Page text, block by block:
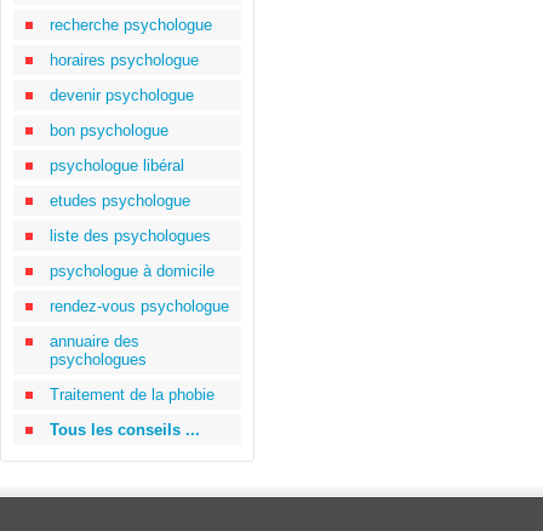
recherche psychologue
horaires psychologue
devenir psychologue
bon psychologue
psychologue libéral
etudes psychologue
liste des psychologues
psychologue à domicile
rendez-vous psychologue
annuaire des
psychologues
Traitement de la phobie
Tous les conseils ...